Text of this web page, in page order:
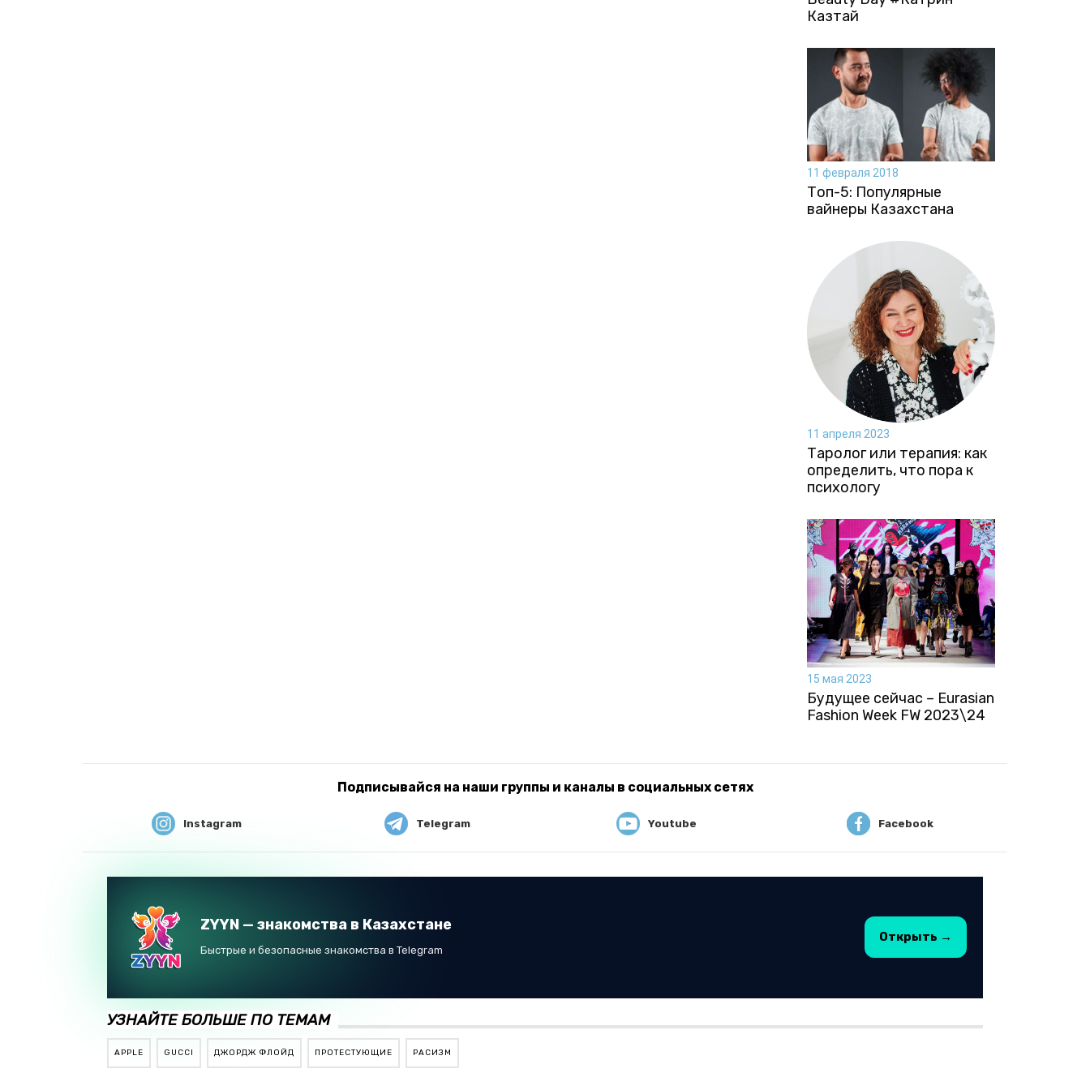
Казтай
11 февраля 2018
Топ-5: Популярные
вайнеры Казахстана
11 апреля 2023
Таролог или терапия: как
определить, что пора к
психологу
15 мая 2023
Будущее сейчас – Eurasian
Fashion Week FW 2023\24
Подписывайся на наши группы и каналы в социальных сетях
Instagram Telegram Youtube Facebook
ZYYN — знакомства в Казахстане
Быстрые и безопасные знакомства в Telegram
Открыть →
УЗНАЙТЕ БОЛЬШЕ ПО ТЕМАМ
APPLE GUCCI ДЖОРДЖ ФЛОЙД ПРОТЕСТУЮЩИЕ РАСИЗМ